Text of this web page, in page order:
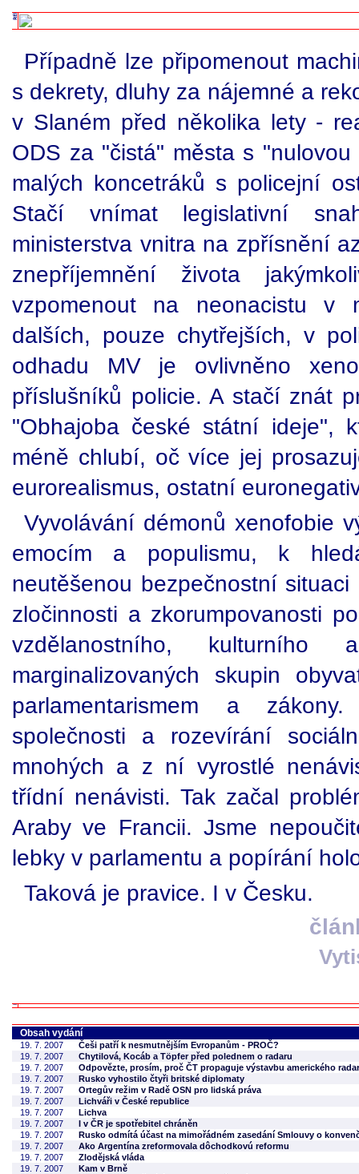
Případně lze připomenout
s dekrety, dluhy za nájemné a
v Slaném před několika lety -
ODS za "čistá" města s
malých koncetráků s policejní
Stačí vnímat legislativní
ministerstva vnitra na zpřísnění
znepříjemnění života
vzpomenout na neonacistu v
dalších, pouze chytřejších, v
odhadu MV je ovlivněno
příslušníků policie. A stačí znát
"Obhajoba české státní ideje",
méně chlubí, oč více jej
eurorealismus, ostatní
Vyvolávání démonů xenofobie
emocím a populismu, k
neutěšenou bezpečnostní
zločinnosti a zkorumpovanosti
vzdělanostního, kulturního
marginalizovaných skupin
parlamentarismem a
společnosti a rozevírání
mnohých a z ní vyrostlé
třídní nenávisti. Tak začal
Araby ve Francii. Jsme
lebky v parlamentu a popírání
Taková je pravice. I v Česku.
Obsah vydání
19. 7. 2007
Češi patří k nesmutnějším Evropanům - PROČ?
19. 7. 2007
Chytilová, Kocáb a Töpfer před polednem o radaru
19. 7. 2007
Odpovězte, prosím, proč ČT propaguje výstavbu amerického
19. 7. 2007
Rusko vyhostilo čtyři britské diplomaty
19. 7. 2007
Ortegův režim v Radě OSN pro lidská práva
19. 7. 2007
Lichváři v České republice
19. 7. 2007
Lichva
19. 7. 2007
I v ČR je spotřebitel chráněn
19. 7. 2007
Rusko odmítá účast na mimořádném zasedání Smlouvy o
19. 7. 2007
Ako Argentína zreformovala dôchodkovú reformu
19. 7. 2007
Zlodějská vláda
19. 7. 2007
Kam v Brně